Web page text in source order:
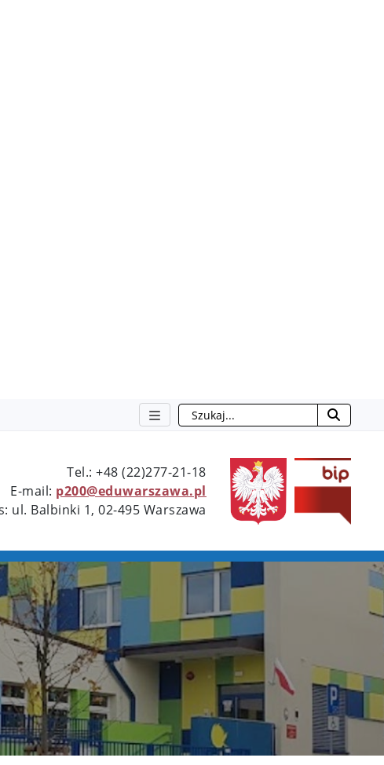
Szukaj
Tel.: +48 (22)277-21-18
E-mail: p200@eduwarszawa.pl
ul. Balbinki 1, 02-495 Warszawa